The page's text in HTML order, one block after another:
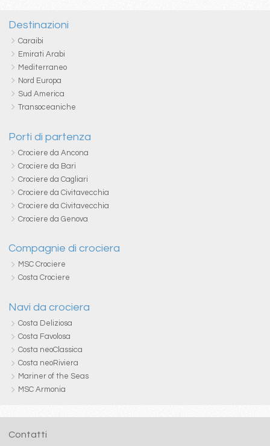
Destinazioni
Caraibi
Emirati Arabi
Mediterraneo
Nord Europa
Sud America
Transoceaniche
Porti di partenza
Crociere da Ancona
Crociere da Bari
Crociere da Cagliari
Crociere da Civitavecchia
Crociere da Civitavecchia
Crociere da Genova
Compagnie di crociera
MSC Crociere
Costa Crociere
Navi da crociera
Costa Deliziosa
Costa Favolosa
Costa neoClassica
Costa neoRiviera
Mariner of the Seas
MSC Armonia
Contatti